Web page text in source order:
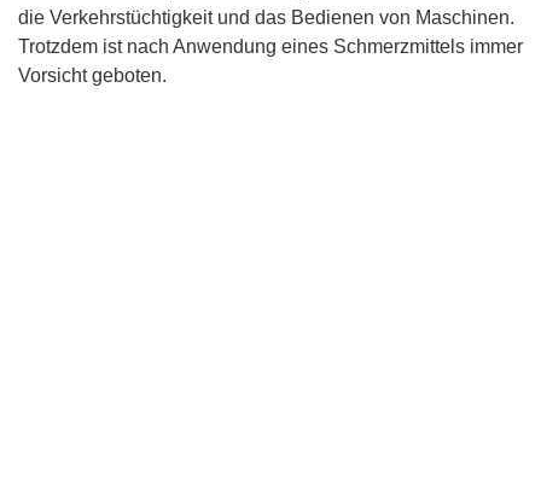
die Verkehrstüchtigkeit und das Bedienen von Maschinen.
Trotzdem ist nach Anwendung eines Schmerzmittels immer
Vorsicht geboten.